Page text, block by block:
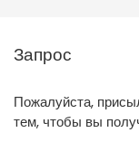
Запрос
Пожалуйста,
тем, чтобы вы